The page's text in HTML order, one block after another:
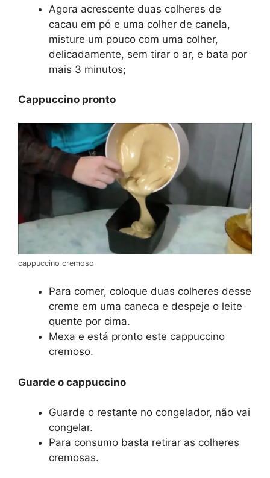
Agora acrescente duas colheres de
cacau em pó e uma colher de canela,
misture um pouco com uma colher,
delicadamente, sem tirar o ar, e bata por
mais 3 minutos;
Cappuccino pronto
cappuccino cremoso
Para comer, coloque duas colheres desse
creme em uma caneca e despeje o leite
quente por cima.
Mexa e está pronto este cappuccino
cremoso.
Guarde o cappuccino
Guarde o restante no congelador, não vai
congelar.
Para consumo basta retirar as colheres
cremosas.